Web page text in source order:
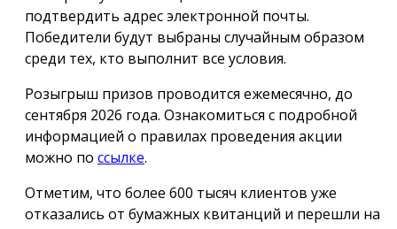
подтвердить адрес электронной почты.
Победители будут выбраны случайным образом
среди тех, кто выполнит все условия.
Розыгрыш призов проводится ежемесячно, до
сентября 2026 года. Ознакомиться с подробной
информацией о правилах проведения акции
можно по ссылке.
Отметим, что более 600 тысяч клиентов уже
отказались от бумажных квитанций и перешли на